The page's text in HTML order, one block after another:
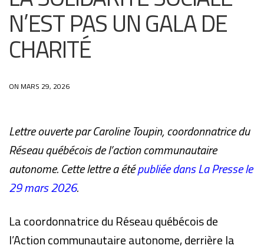
N’EST PAS UN GALA DE
CHARITÉ
ON MARS 29, 2026
Lettre ouverte par Caroline Toupin, coordonnatrice du
Réseau québécois de l’action communautaire
autonome. Cette lettre a étépubliée dans La Presse le
29 mars 2026.
La coordonnatrice du Réseau québécois de
l’Action communautaire autonome, derrière la